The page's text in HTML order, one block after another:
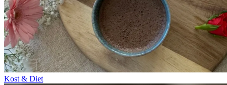
Kost & Diet